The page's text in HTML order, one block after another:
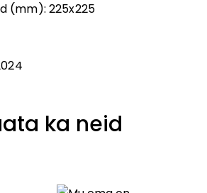
(mm):225x225
ka neid